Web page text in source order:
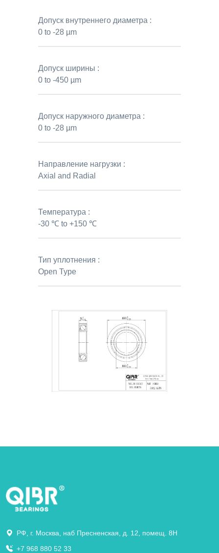
Допуск внутреннего диаметра :
0 to -28 µm
Допуск ширины :
0 to -450 µm
Допуск наружного диаметра :
0 to -28 µm
Направление нагрузки :
Axial and Radial
Температура :
-30 ℃ to +150 ℃
Тип уплотнения :
Open Type
РФ, г. Москва, наб Пресненская, д. 12, помещ. 8Н
+7 968 880 52 33